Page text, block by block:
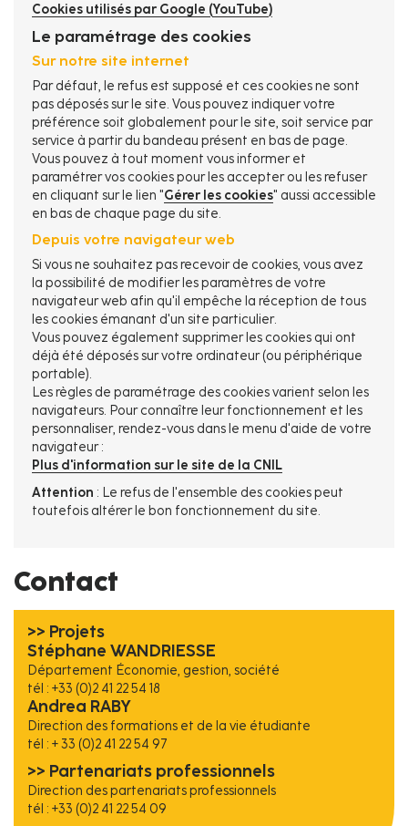
Cookies utilisés par Google (YouTube)
Le paramétrage des cookies
Sur notre site internet
Par défaut, le refus est supposé et ces cookies ne sont
pas déposés sur le site. Vous pouvez indiquer votre
préférence soit globalement pour le site, soit service par
service à partir du bandeau présent en bas de page.
Vous pouvez à tout moment vous informer et
paramétrer vos cookies pour les accepter ou les refuser
en cliquant sur le lien "Gérer les cookies" aussi accessible
en bas de chaque page du site.
Depuis votre navigateur web
Si vous ne souhaitez pas recevoir de cookies, vous avez
la possibilité de modifier les paramètres de votre
navigateur web afin qu'il empêche la réception de tous
les cookies émanant d'un site particulier.
Vous pouvez également supprimer les cookies qui ont
déjà été déposés sur votre ordinateur (ou périphérique
portable).
Les règles de paramétrage des cookies varient selon les
navigateurs. Pour connaître leur fonctionnement et les
personnaliser, rendez-vous dans le menu d'aide de votre
navigateur :
Plus d'information sur le site de la CNIL
Attention : Le refus de l'ensemble des cookies peut
toutefois altérer le bon fonctionnement du site.
Contact
>> Projets
Stéphane WANDRIESSE
Département Économie, gestion, société
tél : +33 (0)2 41 22 54 18
Andrea RABY
Direction des formations et de la vie étudiante
tél : + 33 (0)2 41 22 54 97
>> Partenariats professionnels
Direction des partenariats professionnels
tél : +33 (0)2 41 22 54 09